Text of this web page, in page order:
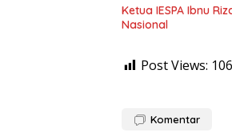
Ketua IESPA Ibnu
Nasional
Post Views: 106
Komentar